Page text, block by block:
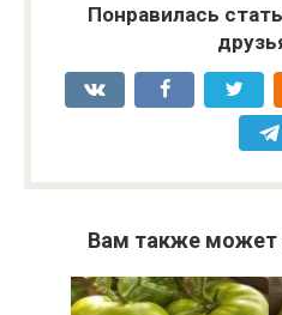
Понравилась
Вам также может